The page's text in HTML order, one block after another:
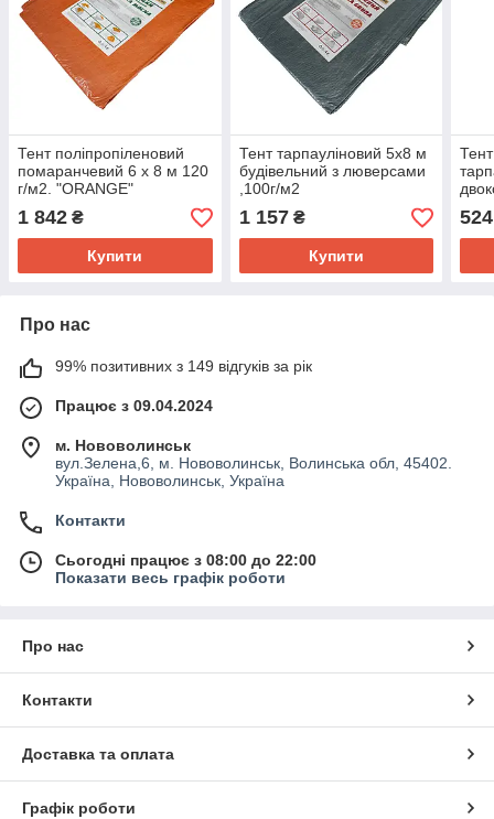
Тент поліпропіленовий
помаранчевий 6 х 8 м 120
г/м2. "ORANGE"
універсальний з
люверсами
1 842 ₴
Купити
Тент тарпауліновий 5х8 м
будівельний з люверсами
,100г/м2
1 157₴
Купити
524
Про нас
99% позитивних з 149 відгуків за рік
Працює з 09.04.2024
м. Нововолинськ
вул.Зелена,6, м. Нововолинськ, Волинська обл, 45402.
Україна, Нововолинськ, Україна
Контакти
Сьогодні працює з 08:00 до 22:00
Показати весь графік роботи
Про нас
Контакти
Доставка та оплата
Графік роботи